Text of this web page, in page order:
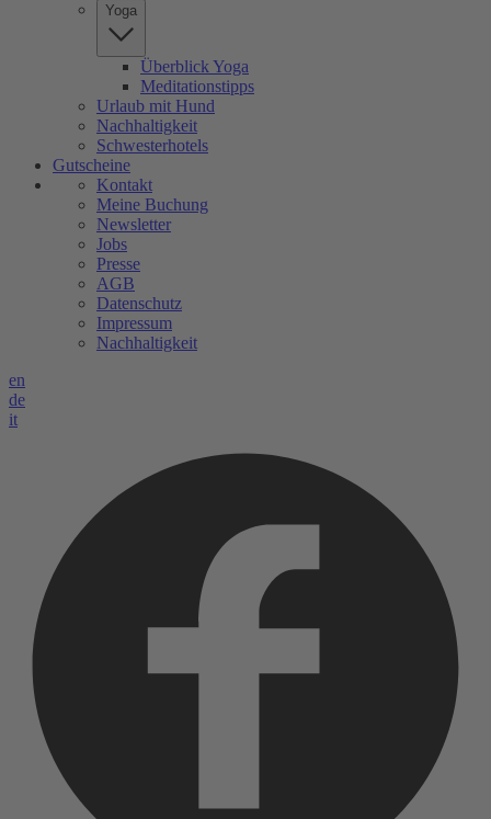
Yoga
Überblick Yoga
Meditationstipps
Urlaub mit Hund
Nachhaltigkeit
Schwesterhotels
Gutscheine
Kontakt
Meine Buchung
Newsletter
Jobs
Presse
AGB
Datenschutz
Impressum
Nachhaltigkeit
en
de
it